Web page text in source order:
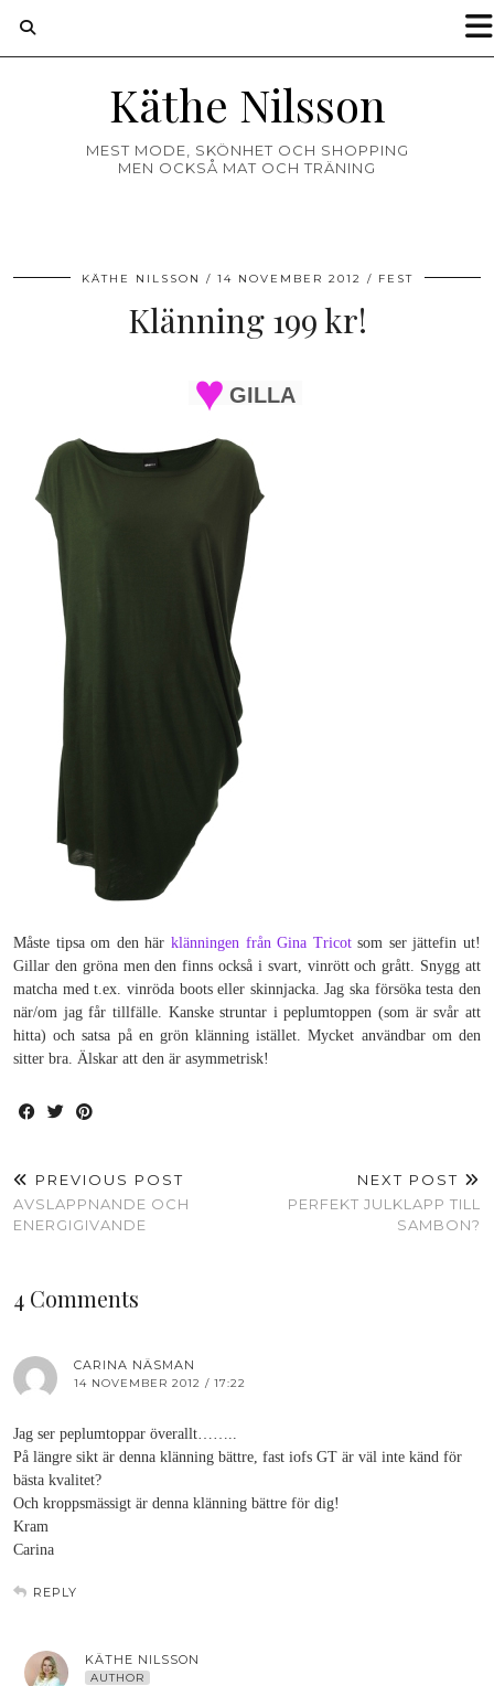
Käthe Nilsson
MEST MODE, SKÖNHET OCH SHOPPING
MEN OCKSÅ MAT OCH TRÄNING
KÄTHE NILSSON 14 NOVEMBER 2012 FEST
Klänning 199 kr!
GILLA
Måste tipsa om den här klänningen från Gina Tricotsom ser jättefin ut!
Gillar den gröna men den finns också i svart, vinrött och grått. Snygg att
matcha med t.ex. vinröda boots eller skinnjacka. Jag ska försöka testa den
när/om jag får tillfälle. Kanske struntar i peplumtoppen (som är svår att
hitta) och satsa på en grön klänning istället. Mycket användbar om den
sitter bra. Älskar att den är asymmetrisk!
PREVIOUS POST
AVSLAPPNANDE OCH
ENERGIGIVANDE
NEXT POST
PERFEKT JULKLAPP TILL
SAMBON?
4 Comments
CARINA NÄSMAN
14 NOVEMBER 2012 / 17:22
Jag ser peplumtoppar överallt……..
På längre sikt är denna klänning bättre, fast iofs GT är väl inte känd för
bästa kvalitet?
Och kroppsmässigt är denna klänning bättre för dig!
Kram
Carina
REPLY
KÄTHE NILSSON
AUTHOR